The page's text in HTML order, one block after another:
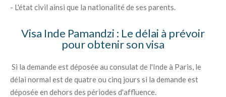
- L'état civil ainsi que la nationalité de ses parents.
Visa Inde Pamandzi : Le délai à prévoir
pour obtenir son visa
Si la demande est déposée au consulat de l'Inde à Paris, le
délai normal est de quatre ou cinq jours si la demande est
déposée en dehors des périodes d'affluence.